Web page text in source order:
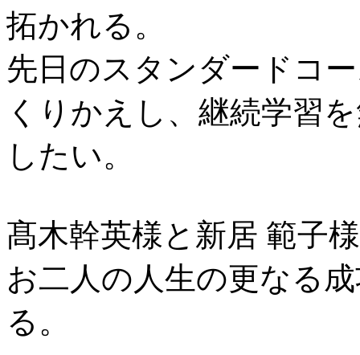
拓かれる。
先日のスタンダードコ
くりかえし、継続学習
したい。
髙木幹英様と新居 範子
お二人の人生の更なる
る。